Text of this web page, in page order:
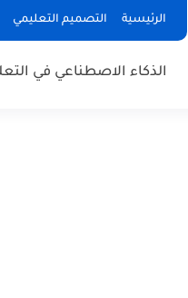
الرئيسية التصميم التعليمي
الذكاء الاصطناعي في